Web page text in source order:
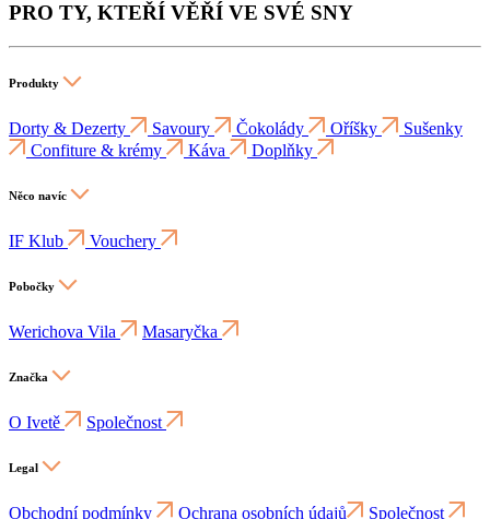
PRO TY, KTEŘÍ VĚŘÍ VE SVÉ SNY
Produkty
Dorty & Dezerty Savoury Čokolády Oříšky
Sušenky
Confiture & krémy
Káva Doplňky
Něco navíc
IF Klub Vouchery
Pobočky
Werichova Vila Masaryčka
Značka
O Ivetě Společnost
Legal
Obchodní podmínky Ochrana osobních údajů
Společnost